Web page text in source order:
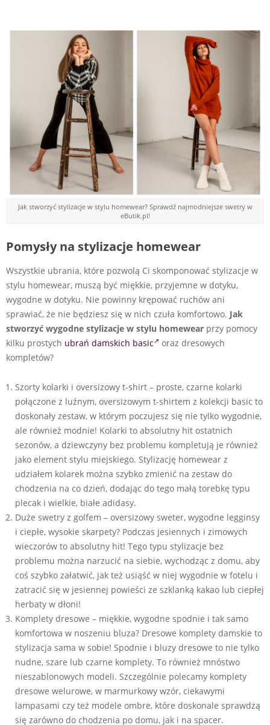
Jak stworzyć stylizacje w stylu homewear? Sprawdź najmodniejsze swetry w
eButik.pl!
Pomysły na stylizacje homewear
Wszystkie ubrania, które pozwolą Ci skomponować stylizacje w
stylu homewear, muszą być miękkie, przyjemne w dotyku,
wygodne w dotyku. Nie powinny krępować ruchów ani
sprawiać, że nie będziesz się w nich czuła komfortowo. Jak
stworzyć wygodne stylizacje w stylu homewear przy pomocy
kilku prostych ubrań damskich basic
oraz dresowych
kompletów?
Szorty kolarki i oversizowy t-shirt – proste, czarne kolarki
połączone z luźnym, oversizowym t-shirtem z kolekcji basic to
doskonały zestaw, w którym poczujesz się nie tylko wygodnie,
ale również modnie! Kolarki to absolutny hit ostatnich
sezonów, a dziewczyny bez problemu kompletują je również
jako element stylu miejskiego. Stylizację homewear z
udziałem kolarek można szybko zmienić na zestaw do
chodzenia na co dzień, dodając do tego małą torebkę typu
plecak i wielkie, białe adidasy.
Duże swetry z golfem – oversizowy sweter, wygodne legginsy
i ciepłe, wysokie skarpety? Podczas jesiennych i zimowych
wieczorów to absolutny hit! Tego typu stylizacje bez
problemu można narzucić na siebie, wychodząc z domu, aby
coś szybko załatwić, jak też usiąść w niej wygodnie w fotelu i
zatracić się w jesiennej powieści ze szklanką kakao lub ciepłej
herbaty w dłoni!
Komplety dresowe – miękkie, wygodne spodnie i tak samo
komfortowa w noszeniu bluza? Dresowe komplety damskie to
stylizacja sama w sobie! Spodnie i bluzy dresowe to nie tylko
nudne, szare lub czarne komplety. To również mnóstwo
nieszablonowych modeli. Szczególnie polecamy komplety
dresowe welurowe, w marmurkowy wzór, ciekawymi
lampasami czy też modele ombre, które doskonale sprawdzą
się zarówno do chodzenia po domu, jak i na spacer.